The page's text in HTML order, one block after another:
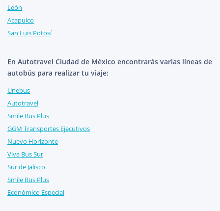
León
Acapulco
San Luis Potosí
En Autotravel Ciudad de México encontrarás varias líneas de
autobús para realizar tu viaje:
Unebus
Autotravel
Smile Bus Plus
GGM Transportes Ejecutivos
Nuevo Horizonte
Viva Bus Sur
Sur de Jalisco
Smile Bus Plus
Económico Especial